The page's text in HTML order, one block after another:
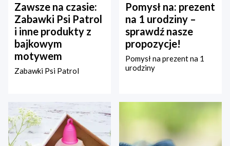
Zawsze na czasie:
Zabawki Psi Patrol
i inne produkty z
bajkowym
motywem
Zabawki Psi Patrol
Pomysł na: prezent
na 1 urodziny –
sprawdź nasze
propozycje!
Pomysł na prezent na 1
urodziny